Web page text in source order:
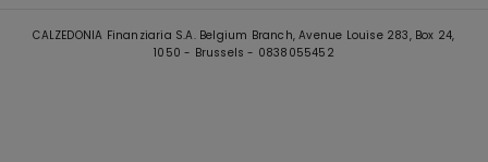
CALZEDONIA Finanziaria S.A. Belgium Branch, Avenue Louise 283, Box 24,
1050 - Brussels - 0838055452